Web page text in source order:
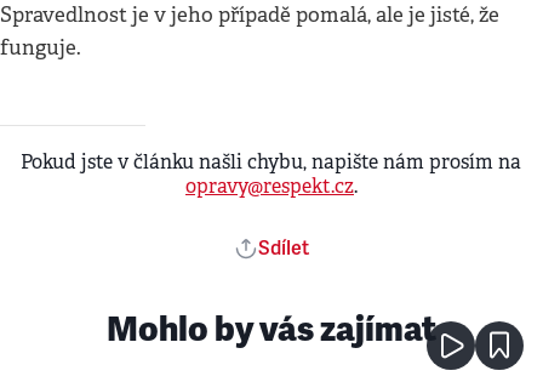
Spravedlnost je v jeho případě pomalá, ale je jisté, že
funguje.
Pokud jste v článku našli chybu, napište nám prosím na
opravy@respekt.cz.
Sdílet
Mohlo by vás zajímat